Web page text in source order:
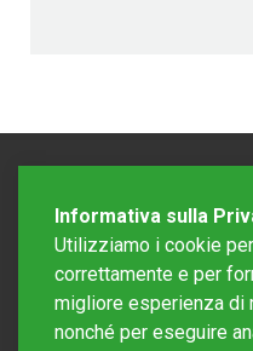
Informativa sulla
Utilizziamo i cookie
correttamente e per
migliore esperienza di
nonché per eseguire